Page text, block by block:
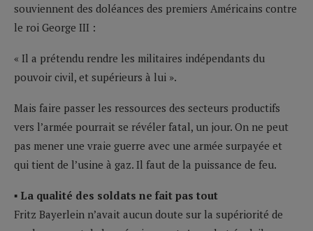
souviennent des doléances des premiers Américains contre
le roi George III :
« Il a prétendu rendre les militaires indépendants du
pouvoir civil, et supérieurs à lui ».
Mais faire passer les ressources des secteurs productifs
vers l’armée pourrait se révéler fatal, un jour. On ne peut
pas mener une vraie guerre avec une armée surpayée et
qui tient de l’usine à gaz. Il faut de la puissance de feu.
▪ La qualité des soldats ne fait pas tout
Fritz Bayerlein n’avait aucun doute sur la supériorité de